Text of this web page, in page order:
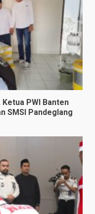
PWI Banten
SMSI Pandeglang